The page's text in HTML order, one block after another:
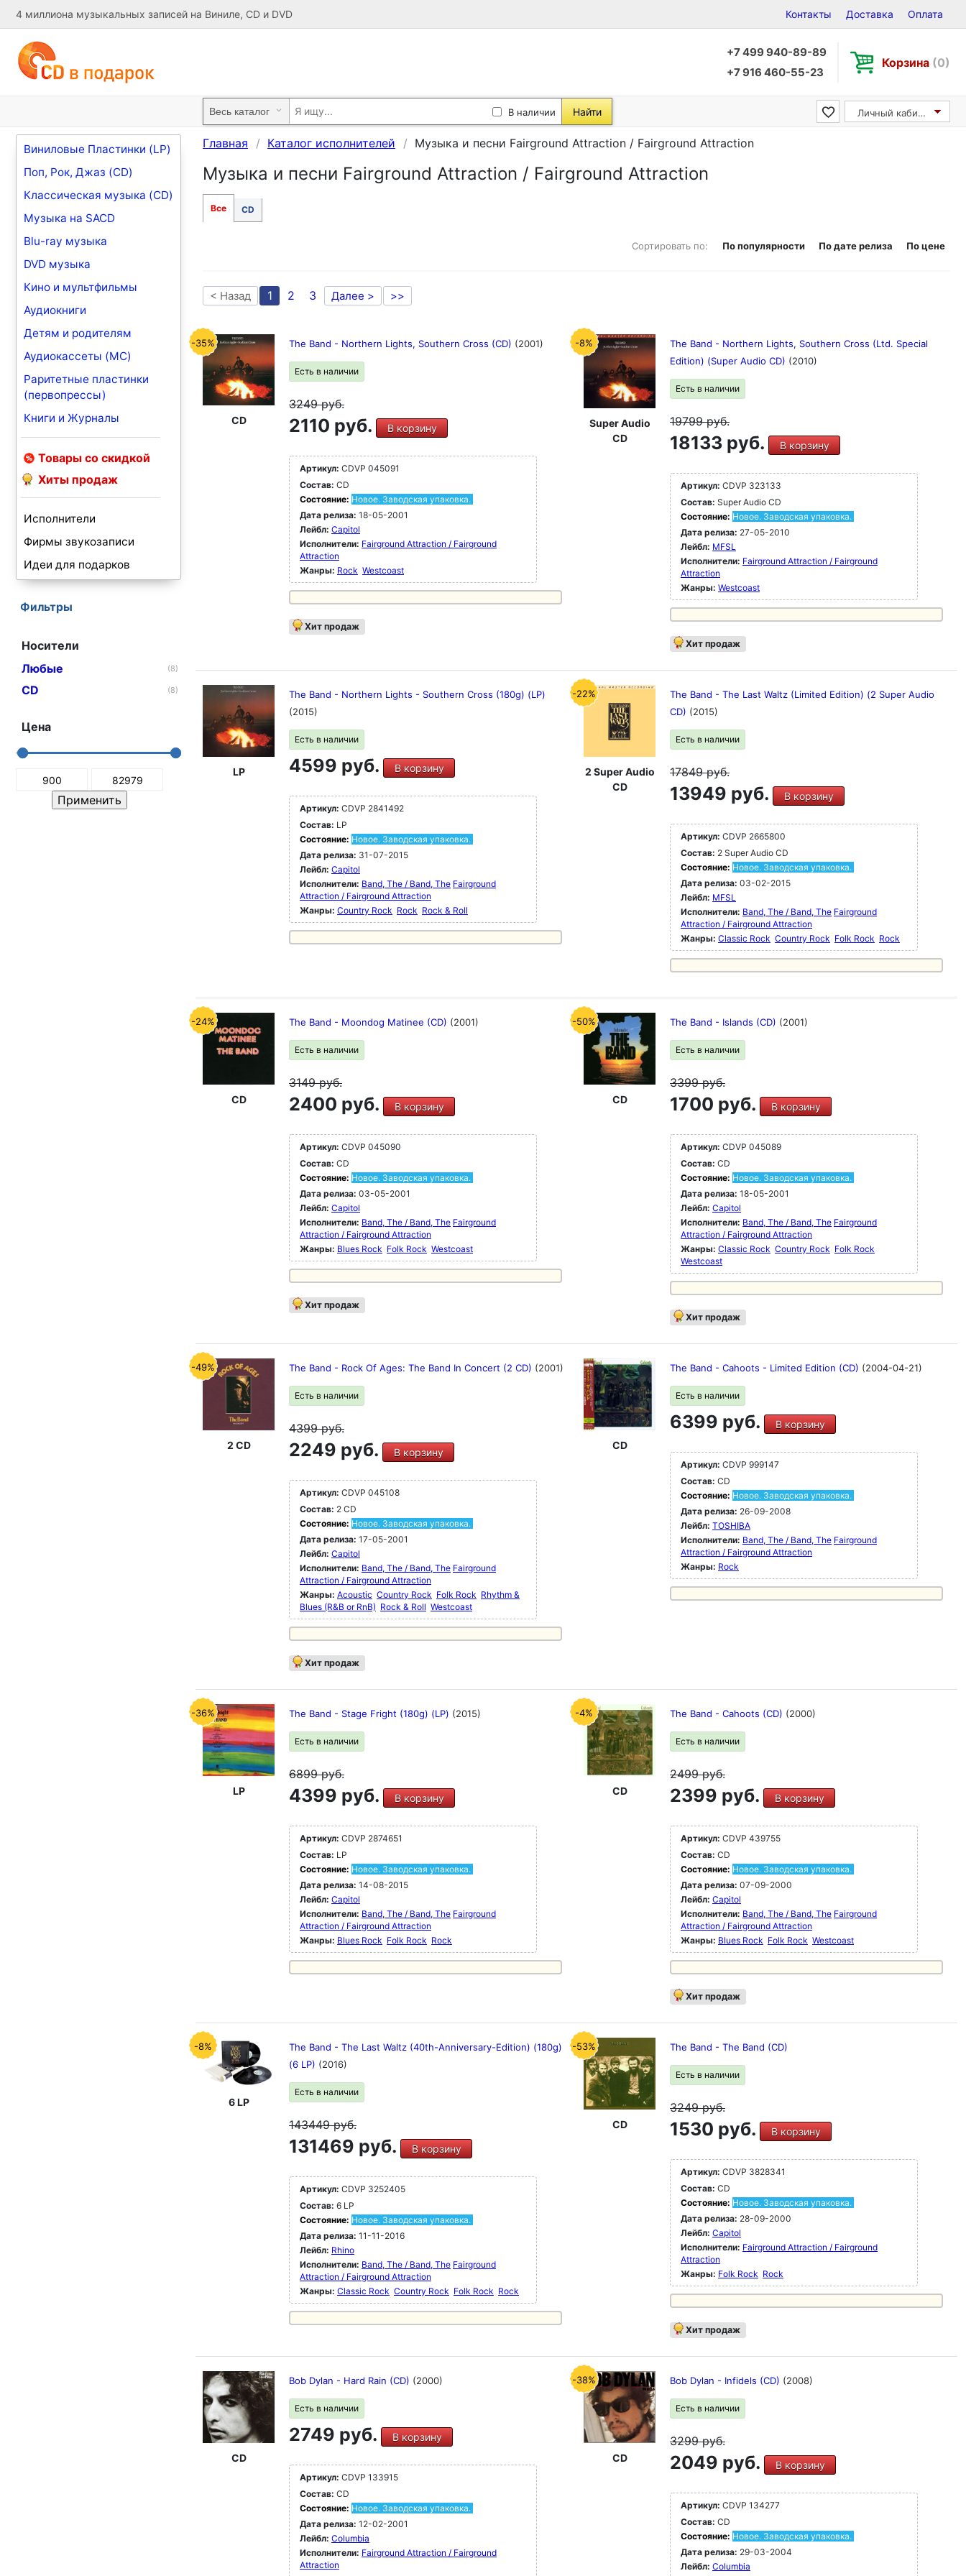
4 миллиона музыкальных записей на Виниле, CD и DVD Контакты Доставка Оплата
+7 499 940-89-89
+7 916 460-55-23
Корзина (0)
В наличии Найти Личный кабинет
Виниловые Пластинки (LP)
Поп, Рок, Джаз (CD)
Классическая музыка (CD)
Музыка на SACD
Blu-ray музыка
DVD музыка
Кино и мультфильмы
Аудиокниги
Детям и родителям
Аудиокассеты (MC)
Раритетные пластинки
(первопрессы)
Книги и Журналы
Товары со скидкой
Хиты продаж
Исполнители
Фирмы звукозаписи
Идеи для подарков
Фильтры
Носители
Любые
(8)
CD (8)
Цена
Главная Каталог исполнителей Музыка и песни Fairground Attraction / Fairground Attraction
Музыка и песни Fairground Attraction / Fairground Attraction
Все CD
Сортировать по: По популярности По дате релиза По цене
< Назад 1 2 3 Далее > >>
-35%
CD
The Band - Northern Lights, Southern Cross (CD) (2001)
Есть в наличии
3249руб.
2110 руб. В корзину
Артикул: CDVP 045091
Состав: CD
Состояние: Новое. Заводская упаковка.
Дата релиза: 18-05-2001
Лейбл: Capitol
Исполнители: Fairground Attraction / Fairground
Attraction
Жанры: Rock Westcoast
Хит продаж
-8%
Super Audio
CD
The Band - Northern Lights, Southern Cross (Ltd. Special
Edition) (Super Audio CD) (2010)
Есть в наличии
19799руб.
18133 руб. В корзину
Артикул: CDVP 323133
Состав: Super Audio CD
Состояние: Новое. Заводская упаковка.
Дата релиза: 27-05-2010
Лейбл: MFSL
Исполнители: Fairground Attraction / Fairground
Attraction
Жанры: Westcoast
Хит продаж
LP
The Band - Northern Lights - Southern Cross (180g) (LP)
(2015)
Есть в наличии
4599 руб. В корзину
Артикул: CDVP 2841492
Состав: LP
Состояние: Новое. Заводская упаковка.
Дата релиза: 31-07-2015
Лейбл: Capitol
Исполнители: Band, The / Band, The Fairground
Attraction / Fairground Attraction
Жанры: Country Rock Rock Rock & Roll
-22%
2 Super Audio
CD
The Band - The Last Waltz (Limited Edition) (2 Super Audio
CD) (2015)
Есть в наличии
17849руб.
13949 руб. В корзину
Артикул: CDVP 2665800
Состав: 2 Super Audio CD
Состояние: Новое. Заводская упаковка.
Дата релиза: 03-02-2015
Лейбл: MFSL
Исполнители: Band, The / Band, The Fairground
Attraction / Fairground Attraction
Жанры: Classic Rock Country Rock Folk Rock Rock
-24%
CD
The Band - Moondog Matinee (CD) (2001)
Есть в наличии
3149руб.
2400 руб. В корзину
Артикул: CDVP 045090
Состав: CD
Состояние: Новое. Заводская упаковка.
Дата релиза: 03-05-2001
Лейбл: Capitol
Исполнители: Band, The / Band, The Fairground
Attraction / Fairground Attraction
Жанры: Blues Rock Folk Rock Westcoast
Хит продаж
-50%
CD
The Band - Islands (CD) (2001)
Есть в наличии
3399руб.
1700 руб. В корзину
Артикул: CDVP 045089
Состав: CD
Состояние: Новое. Заводская упаковка.
Дата релиза: 18-05-2001
Лейбл: Capitol
Исполнители: Band, The / Band, The Fairground
Attraction / Fairground Attraction
Жанры: Classic Rock Country Rock Folk Rock
Westcoast
Хит продаж
-49%
2 CD
The Band - Rock Of Ages: The Band In Concert (2 CD) (2001)
Есть в наличии
4399руб.
2249 руб. В корзину
Артикул: CDVP 045108
Состав: 2 CD
Состояние: Новое. Заводская упаковка.
Дата релиза: 17-05-2001
Лейбл: Capitol
Исполнители: Band, The / Band, The Fairground
Attraction / Fairground Attraction
Жанры: Acoustic Country Rock Folk Rock Rhythm &
Blues (R&B or RnB) Rock & Roll Westcoast
Хит продаж
CD
The Band - Cahoots - Limited Edition (CD) (2004-04-21)
Есть в наличии
6399 руб. В корзину
Артикул: CDVP 999147
Состав: CD
Состояние: Новое. Заводская упаковка.
Дата релиза: 26-09-2008
Лейбл: TOSHIBA
Исполнители: Band, The / Band, The Fairground
Attraction / Fairground Attraction
Жанры: Rock
-36%
LP
The Band - Stage Fright (180g) (LP) (2015)
Есть в наличии
6899руб.
4399 руб. В корзину
Артикул: CDVP 2874651
Состав: LP
Состояние: Новое. Заводская упаковка.
Дата релиза: 14-08-2015
Лейбл: Capitol
Исполнители: Band, The / Band, The Fairground
Attraction / Fairground Attraction
Жанры: Blues Rock Folk Rock Rock
-4%
CD
The Band - Cahoots (CD) (2000)
Есть в наличии
2499руб.
2399 руб. В корзину
Артикул: CDVP 439755
Состав: CD
Состояние: Новое. Заводская упаковка.
Дата релиза: 07-09-2000
Лейбл: Capitol
Исполнители: Band, The / Band, The Fairground
Attraction / Fairground Attraction
Жанры: Blues Rock Folk Rock Westcoast
Хит продаж
-8%
6 LP
The Band - The Last Waltz (40th-Anniversary-Edition) (180g)
(6 LP) (2016)
Есть в наличии
143449руб.
131469 руб. В корзину
Артикул: CDVP 3252405
Состав: 6 LP
Состояние: Новое. Заводская упаковка.
Дата релиза: 11-11-2016
Лейбл: Rhino
Исполнители: Band, The / Band, The Fairground
Attraction / Fairground Attraction
Жанры: Classic Rock Country Rock Folk Rock Rock
-53%
CD
The Band - The Band (CD)
Есть в наличии
3249руб.
1530 руб. В корзину
Артикул: CDVP 3828341
Состав: CD
Состояние: Новое. Заводская упаковка.
Дата релиза: 28-09-2000
Лейбл: Capitol
Исполнители: Fairground Attraction / Fairground
Attraction
Жанры: Folk Rock Rock
Хит продаж
CD
Bob Dylan - Hard Rain (CD) (2000)
Есть в наличии
2749 руб. В корзину
Артикул: CDVP 133915
Состав: CD
Состояние: Новое. Заводская упаковка.
Дата релиза: 12-02-2001
Лейбл: Columbia
Исполнители: Fairground Attraction / Fairground
Attraction
-38%
CD
Bob Dylan - Infidels (CD) (2008)
Есть в наличии
3299руб.
2049 руб. В корзину
Артикул: CDVP 134277
Состав: CD
Состояние: Новое. Заводская упаковка.
Дата релиза: 29-03-2004
Лейбл: Columbia